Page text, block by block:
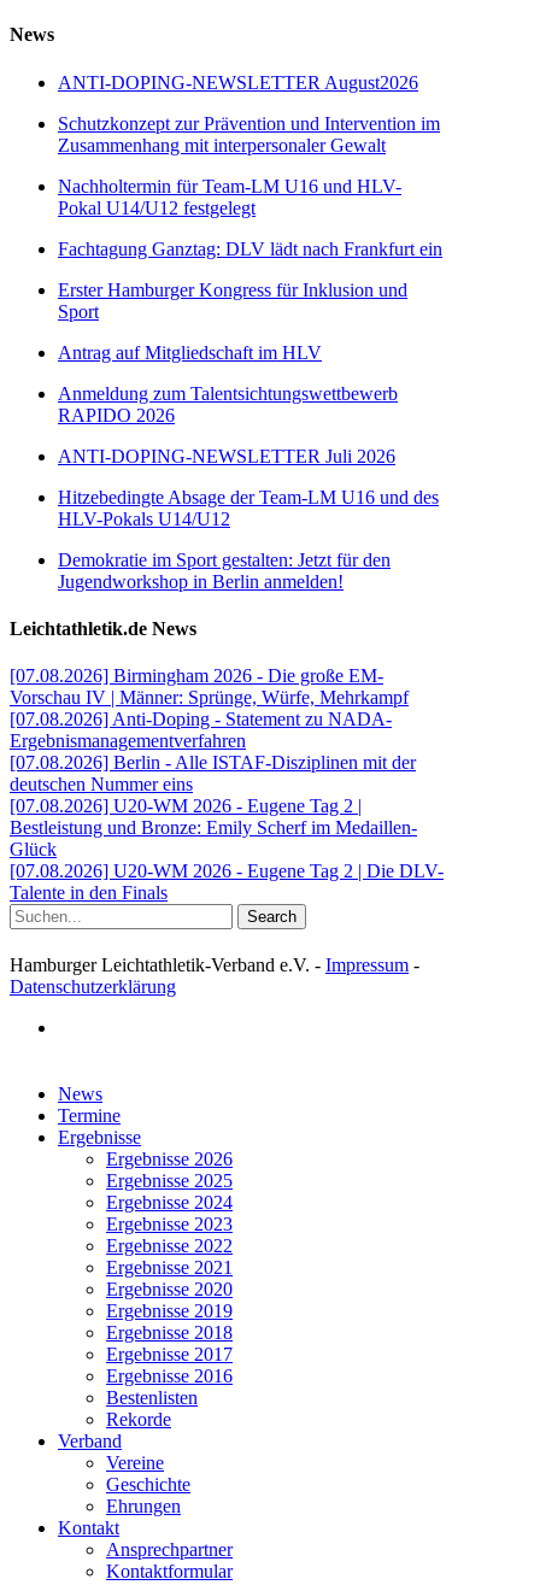
News
ANTI-DOPING-NEWSLETTER August2026
Schutzkonzept zur Prävention und Intervention im
Zusammenhang mit interpersonaler Gewalt
Nachholtermin für Team-LM U16 und HLV-
Pokal U14/U12 festgelegt
Fachtagung Ganztag: DLV lädt nach Frankfurt ein
Erster Hamburger Kongress für Inklusion und
Sport
Antrag auf Mitgliedschaft im HLV
Anmeldung zum Talentsichtungswettbewerb
RAPIDO 2026
ANTI-DOPING-NEWSLETTER Juli 2026
Hitzebedingte Absage der Team-LM U16 und des
HLV-Pokals U14/U12
Demokratie im Sport gestalten: Jetzt für den
Jugendworkshop in Berlin anmelden!
Leichtathletik.de News
[07.08.2026] Birmingham 2026 - Die große EM-
Vorschau IV | Männer: Sprünge, Würfe, Mehrkampf
[07.08.2026] Anti-Doping - Statement zu NADA-
Ergebnismanagementverfahren
[07.08.2026] Berlin - Alle ISTAF-Disziplinen mit der
deutschen Nummer eins
[07.08.2026] U20-WM 2026 - Eugene Tag 2 |
Bestleistung und Bronze: Emily Scherf im Medaillen-
Glück
[07.08.2026] U20-WM 2026 - Eugene Tag 2 | Die DLV-
Talente in den Finals
Search
Hamburger Leichtathletik-Verband e.V. - Impressum -
Datenschutzerklärung
Close
Menu
News
Termine
Ergebnisse
Ergebnisse 2026
Ergebnisse 2025
Ergebnisse 2024
Ergebnisse 2023
Ergebnisse 2022
Ergebnisse 2021
Ergebnisse 2020
Ergebnisse 2019
Ergebnisse 2018
Ergebnisse 2017
Ergebnisse 2016
Bestenlisten
Rekorde
Verband
Vereine
Geschichte
Ehrungen
Kontakt
Ansprechpartner
Kontaktformular